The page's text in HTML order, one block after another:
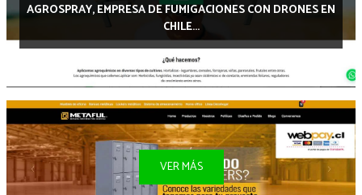
AGROSPRAY, EMPRESA DE FUMIGACIONES CON DRONES EN
CHILE...
VER MÁS